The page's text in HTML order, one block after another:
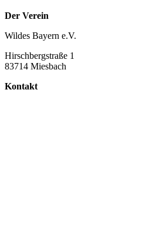
Der Verein
Wildes Bayern e.V.
Hirschbergstraße 1
83714 Miesbach
Kontakt